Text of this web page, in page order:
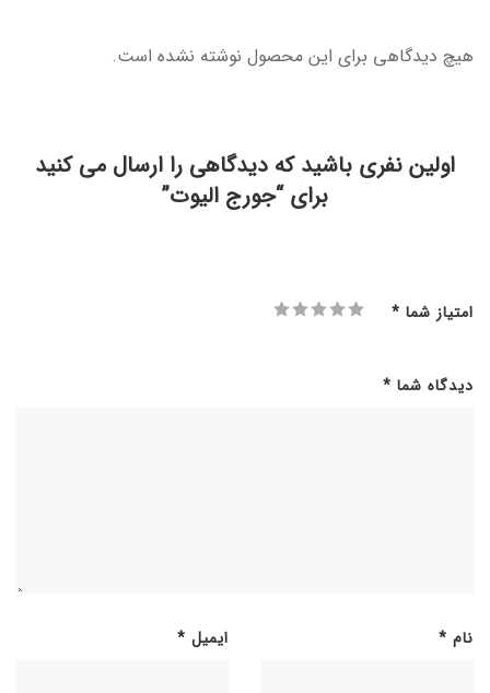
هیچ دیدگاهی برای این محصول نوشته نشده است.
اولین نفری باشید که دیدگاهی را ارسال می کنید
برای “جورج الیوت”
امتیاز شما *
دیدگاه شما *
نام * ایمیل *